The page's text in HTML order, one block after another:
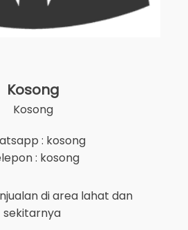
Kosong
Kosong
: kosong
: kosong
di area lahat dan
sekitarnya